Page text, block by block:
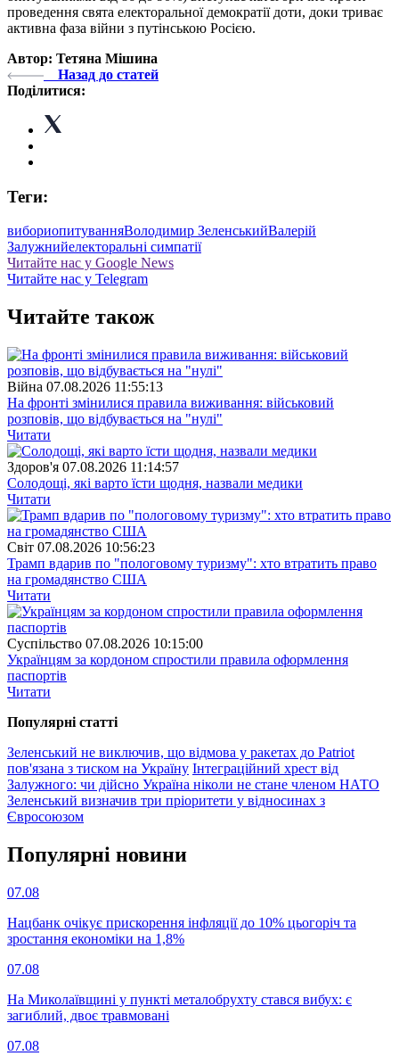
проведення свята електоральної демократії доти, доки триває
активна фаза війни з путінською Росією.
Автор: Тетяна Мішина
Назад до статей
Поділитися:
Теги:
вибориопитуванняВолодимир ЗеленськийВалерій
Залужнийелекторальні симпатії
Читайте нас у Google News
Читайте нас у Telegram
Читайте також
Війна 07.08.2026 11:55:13
На фронті змінилися правила виживання: військовий
розповів, що відбувається на "нулі"
Читати
Здоров'я 07.08.2026 11:14:57
Солодощі, які варто їсти щодня, назвали медики
Читати
Свiт 07.08.2026 10:56:23
Трамп вдарив по "пологовому туризму": хто втратить право
на громадянство США
Читати
Суспiльство 07.08.2026 10:15:00
Українцям за кордоном спростили правила оформлення
паспортів
Читати
Популярнi статтi
Зеленський не виключив, що відмова у ракетах до Patriot
пов'язана з тиском на Україну Інтеграційний хрест від
Залужного: чи дійсно Україна ніколи не стане членом НАТО
Зеленський визначив три пріоритети у відносинах з
Євросоюзом
Популярнi новини
07.08
Нацбанк очікує прискорення інфляції до 10% цьогоріч та
зростання економіки на 1,8%
07.08
На Миколаївщині у пункті металобрухту стався вибух: є
загиблий, двоє травмовані
07.08